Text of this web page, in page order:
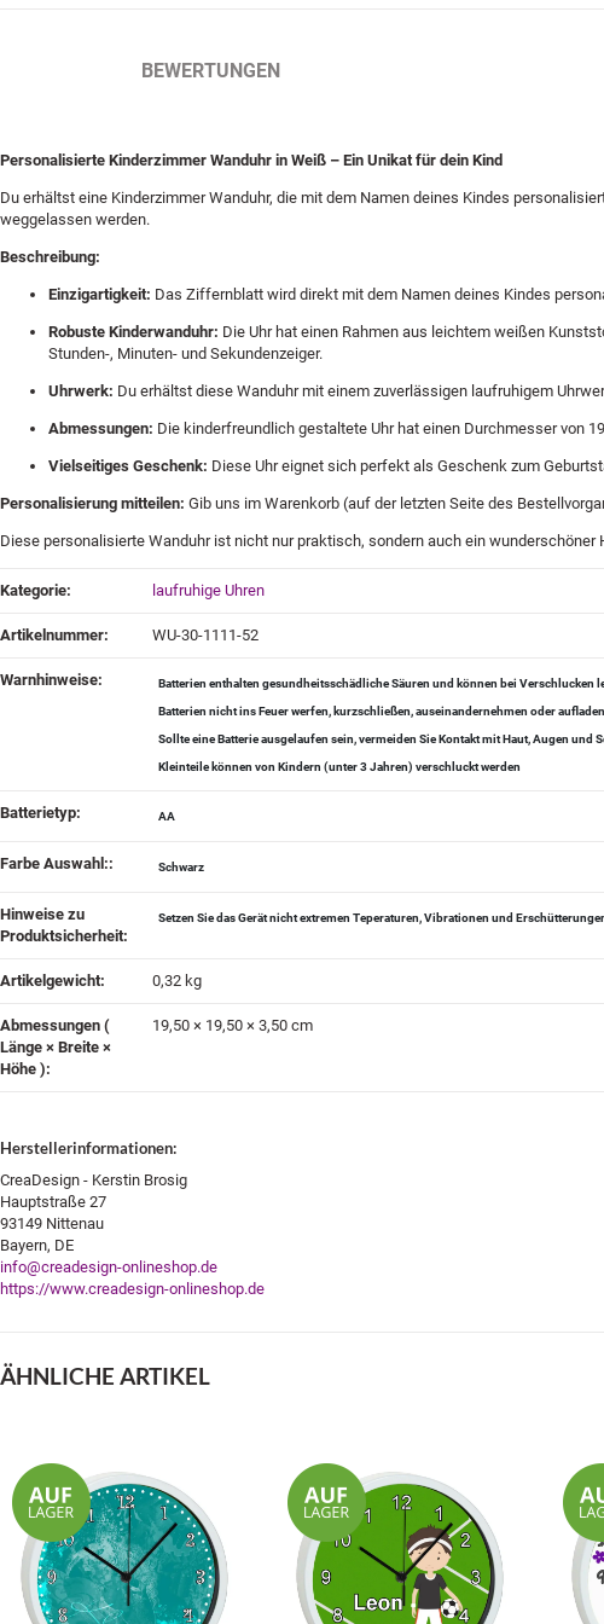
BEWERTUNGEN
Personalisierte Kinderzimmer Wanduhr in Weiß – Ein Unikat für dein Kind
Du erhältst eine Kinderzimmer Wanduhr, die mit dem Namen deines Kindes
weggelassen werden.
Beschreibung:
Einzigartigkeit: Das Ziffernblatt wird direkt mit dem Namen deines Kindes
Robuste Kinderwanduhr: Die Uhr hat einen Rahmen aus leichtem weißen
Stunden-, Minuten- und Sekundenzeiger.
Uhrwerk: Du erhältst diese Wanduhr mit einem zuverlässigen laufruhigem
Abmessungen: Die kinderfreundlich gestaltete Uhr hat einen Durchmesser von
Vielseitiges Geschenk: Diese Uhr eignet sich perfekt als Geschenk zum
Personalisierung mitteilen: Gib uns im Warenkorb (auf der letzten Seite des
Diese personalisierte Wanduhr ist nicht nur praktisch, sondern auch ein
Produkteigenschaft
Wert
Kategorie: laufruhige Uhren
Artikelnummer: WU-30-1111-52
Warnhinweise‍: Batterien enthalten gesundheitsschädliche Säuren und können bei Verschlucken
Batterien nicht ins Feuer werfen, kurzschließen, auseinandernehmen oder aufladen
Sollte eine Batterie ausgelaufen sein, vermeiden Sie Kontakt mit Haut, Augen
Kleinteile können von Kindern (unter 3 Jahren) verschluckt werden
Batterietyp‍: AA
Farbe Auswahl:‍: Schwarz
Hinweise zu
Produktsicherheit‍:
Setzen Sie das Gerät nicht extremen Teperaturen, Vibrationen und
Artikelgewicht‍: 0,32 kg
Abmessungen (
Länge × Breite ×
Höhe )‍:
19,50 × 19,50 × 3,50 cm
Herstellerinformationen:
CreaDesign - Kerstin Brosig
Hauptstraße 27
93149 Nittenau
Bayern, DE
info@creadesign-onlineshop.de
https://www.creadesign-onlineshop.de
ÄHNLICHE ARTIKEL